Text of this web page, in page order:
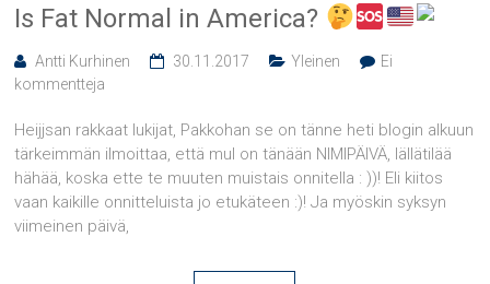
Is Fat Normal in America?
Antti Kurhinen 30.11.2017 Yleinen
Ei
kommentteja
Heijjsan rakkaat lukijat, Pakkohan se on tänne heti blogin alkuun
tärkeimmän ilmoittaa, että mul on tänään NIMIPÄIVÄ, lällätilää
hähää, koska ette te muuten muistais onnitella : ))! Eli kiitos
vaan kaikille onnitteluista jo etukäteen :)! Ja myöskin syksyn
viimeinen päivä,